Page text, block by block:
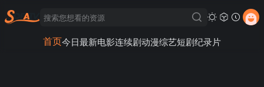
首页今日最新电影连续剧动漫综艺短剧纪录片